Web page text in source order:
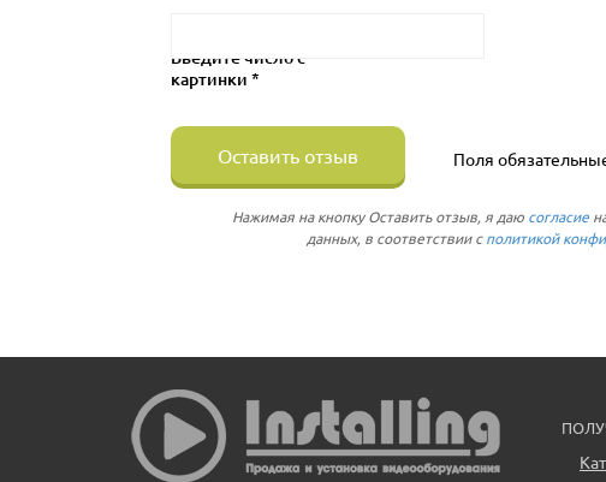
Введите число с
картинки *
Оставить отзыв Поля
Нажимая на кнопку Оставить отзыв, я даю согласие
данных, в соответствии сполитикой